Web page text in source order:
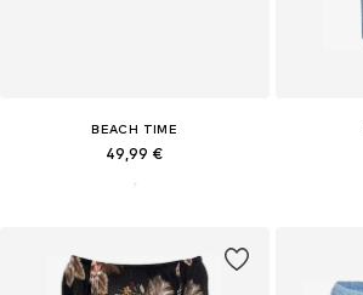
BEACH TIME
49,99 €